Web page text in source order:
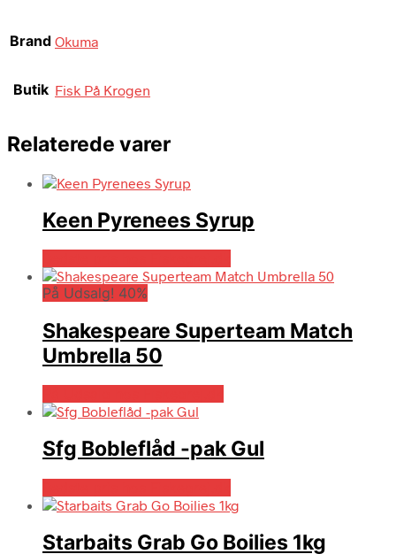
Brand Okuma
Butik Fisk På Krogen
Relaterede varer
Keen Pyrenees Syrup
På Udsalg! 40%
Shakespeare Superteam Match
Umbrella 50
Sfg Bobleflåd -pak Gul
Starbaits Grab Go Boilies 1kg